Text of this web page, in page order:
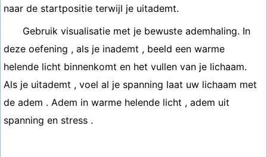
naar de startpositie terwijl je uitademt.
Gebruik visualisatie met je bewuste ademhaling. In
deze oefening , als je inademt , beeld een warme
helende licht binnenkomt en het vullen van je lichaam.
Als je uitademt , voel al je spanning laat uw lichaam met
de adem . Adem in warme helende licht , adem uit
spanning en stress .